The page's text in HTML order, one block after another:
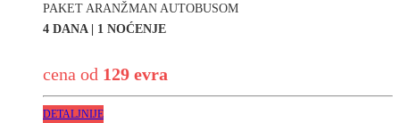
PAKET ARANŽMAN AUTOBUSOM
4 DANA | 1 NOĆENJE
cena od 129 evra
DETALJNIJE